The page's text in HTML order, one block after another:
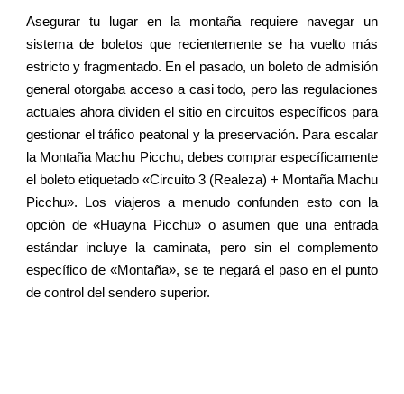
Asegurar tu lugar en la montaña requiere navegar un
sistema de boletos que recientemente se ha vuelto más
estricto y fragmentado. En el pasado, un boleto de admisión
general otorgaba acceso a casi todo, pero las regulaciones
actuales ahora dividen el sitio en circuitos específicos para
gestionar el tráfico peatonal y la preservación. Para escalar
la Montaña Machu Picchu, debes comprar específicamente
el boleto etiquetado «Circuito 3 (Realeza) + Montaña Machu
Picchu». Los viajeros a menudo confunden esto con la
opción de «Huayna Picchu» o asumen que una entrada
estándar incluye la caminata, pero sin el complemento
específico de «Montaña», se te negará el paso en el punto
de control del sendero superior.